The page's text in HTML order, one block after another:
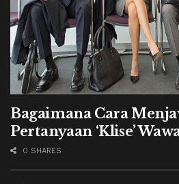
Bagaimana Cara
Pertanyaan ‘Klise’
0 SHARES